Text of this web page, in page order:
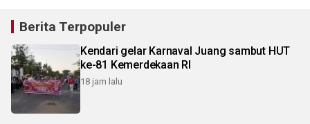
Berita Terpopuler
Kendari gelar Karnaval Juang sambut HUT
ke-81 Kemerdekaan RI
18 jam lalu